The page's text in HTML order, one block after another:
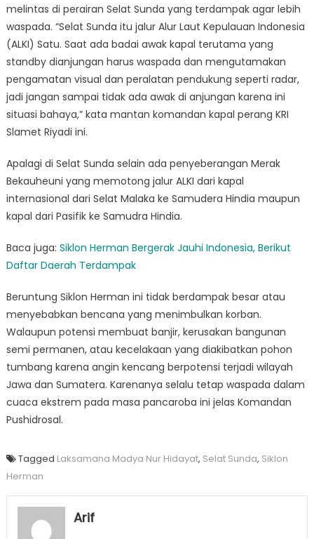
melintas di perairan Selat Sunda yang terdampak agar lebih
waspada. “Selat Sunda itu jalur Alur Laut Kepulauan Indonesia
(ALKI) Satu. Saat ada badai awak kapal terutama yang
standby dianjungan harus waspada dan mengutamakan
pengamatan visual dan peralatan pendukung seperti radar,
jadi jangan sampai tidak ada awak di anjungan karena ini
situasi bahaya,” kata mantan komandan kapal perang KRI
Slamet Riyadi ini.
Apalagi di Selat Sunda selain ada penyeberangan Merak
Bekauheuni yang memotong jalur ALKI dari kapal
internasional dari Selat Malaka ke Samudera Hindia maupun
kapal dari Pasifik ke Samudra Hindia.
Baca juga: Siklon Herman Bergerak Jauhi Indonesia, Berikut
Daftar Daerah Terdampak
Beruntung Siklon Herman ini tidak berdampak besar atau
menyebabkan bencana yang menimbulkan korban.
Walaupun potensi membuat banjir, kerusakan bangunan
semi permanen, atau kecelakaan yang diakibatkan pohon
tumbang karena angin kencang berpotensi terjadi wilayah
Jawa dan Sumatera. Karenanya selalu tetap waspada dalam
cuaca ekstrem pada masa pancaroba ini jelas Komandan
Pushidrosal.
Tagged Laksamana Madya Nur Hidayat, Selat Sunda, Siklon
Herman
Arif